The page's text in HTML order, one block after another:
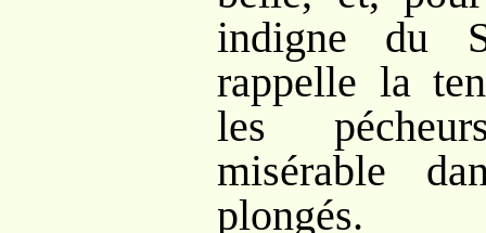
indigne du
rappelle la
les
misérable
plongés.